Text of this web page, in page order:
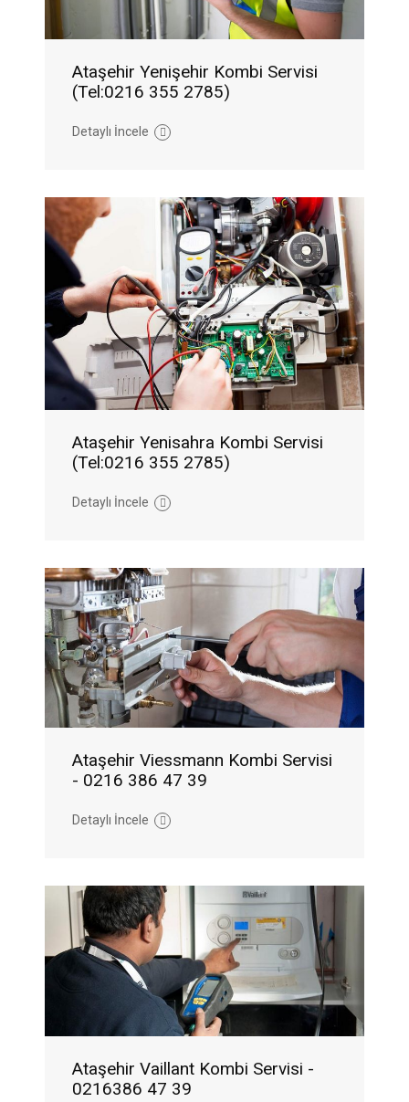
Ataşehir Yenişehir Kombi Servisi
(Tel:0216 355 2785)
Detaylı İncele
Ataşehir Yenisahra Kombi Servisi
(Tel:0216 355 2785)
Detaylı İncele
Ataşehir Viessmann Kombi Servisi
- 0216 386 47 39
Detaylı İncele
Ataşehir Vaillant Kombi Servisi -
0216386 47 39